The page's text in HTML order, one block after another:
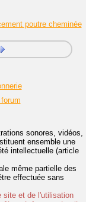
poutre cheminée
sonores, vidéos,
ensemble une
intellectuelle (article
même partielle des
effectuée sans
site et de l'utilisation